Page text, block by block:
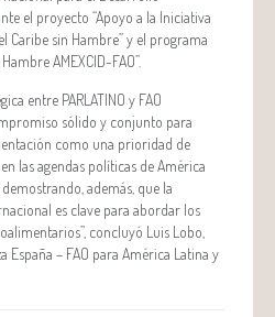
el proyecto “Apoyo a la Iniciativa
Caribe sin Hambre” y el programa
AMEXCID-FAO”.
entre PARLATINO y FAO
sólido y conjunto para
como una prioridad de
las agendas políticas de América
además, que la
es clave para abordar los
concluyó Luis Lobo,
España – FAO para América Latina y